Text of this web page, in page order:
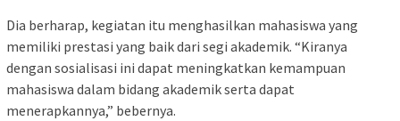
Dia berharap, kegiatan itu menghasilkan mahasiswa yang
memiliki prestasi yang baik dari segi akademik. “Kiranya
dengan sosialisasi ini dapat meningkatkan kemampuan
mahasiswa dalam bidang akademik serta dapat
menerapkannya,” bebernya.